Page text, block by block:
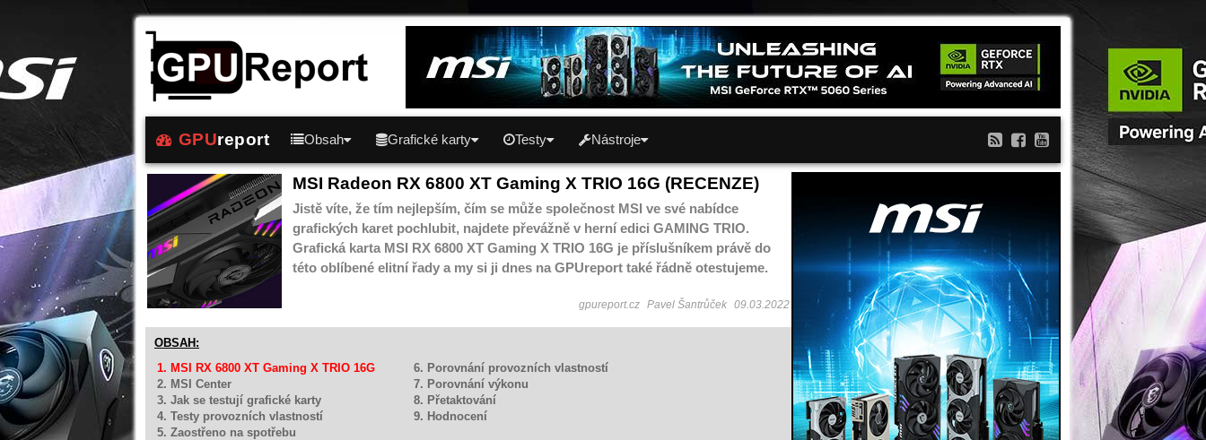
GPUreport Obsah Grafické karty Testy Nástroje
MSI Radeon RX 6800 XT Gaming X TRIO 16G (RECENZE)
Jistě víte, že tím nejlepším, čím se může společnost MSI ve své nabídce
grafických karet pochlubit, najdete převážně v herní edici GAMING TRIO.
Grafická karta MSI RX 6800 XT Gaming X TRIO 16G je příslušníkem právě do
této oblíbené elitní řady a my si ji dnes na GPUreport také řádně otestujeme.
gpureport.cz Pavel Šantrůček 09.03.2022
OBSAH:
1. MSI RX 6800 XT Gaming X TRIO 16G
6. Porovnání provozních vlastností
2. MSI Center
7. Porovnání výkonu
3. Jak se testují grafické karty
8. Přetaktování
4. Testy provozních vlastností
9. Hodnocení
5. Zaostřeno na spotřebu